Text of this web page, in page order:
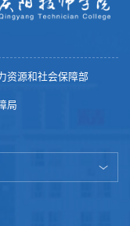
资源和社会保障部
局